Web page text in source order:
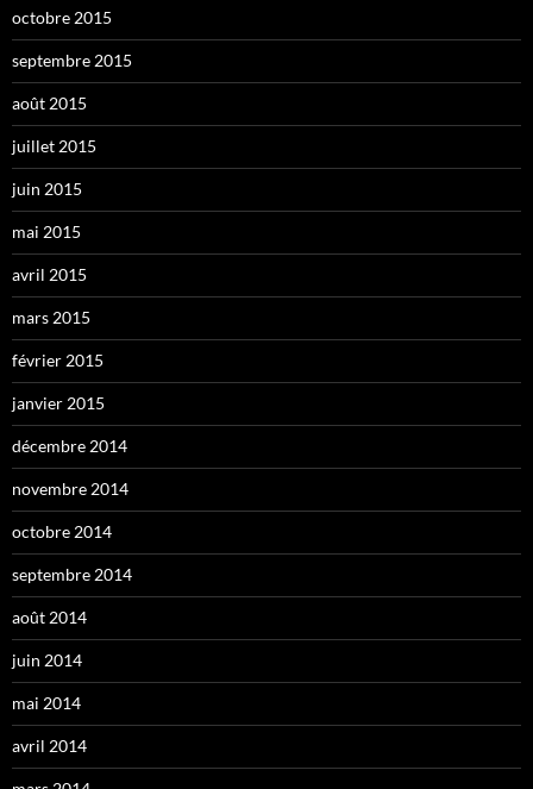
octobre 2015
septembre 2015
août 2015
juillet 2015
juin 2015
mai 2015
avril 2015
mars 2015
février 2015
janvier 2015
décembre 2014
novembre 2014
octobre 2014
septembre 2014
août 2014
juin 2014
mai 2014
avril 2014